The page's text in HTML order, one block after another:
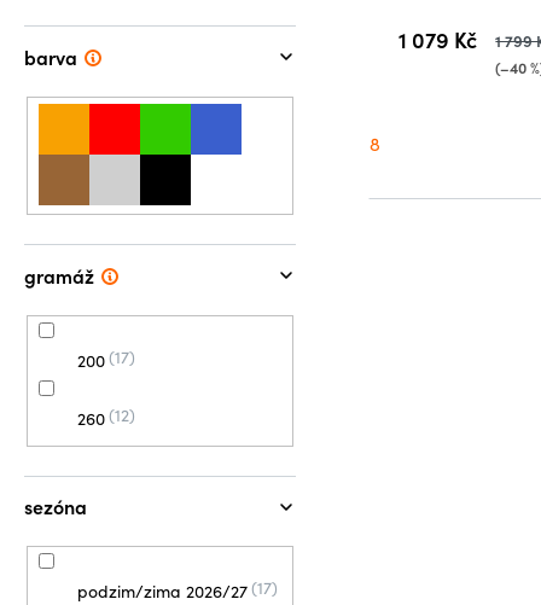
barva
gramáž
200 17
260 12
sezóna
podzim/zima 2026/27 17
1 079 Kč 1 799
(–40
8